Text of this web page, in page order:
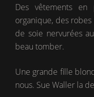
Des vêtements
organique, des
de soie nervurées
beau tomber.
Une grande fille
nous. Sue Waller la